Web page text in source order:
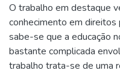
O trabalho em destaque
conhecimento em direitos
sabe-se que a educação
bastante complicada
trabalho trata-se de uma